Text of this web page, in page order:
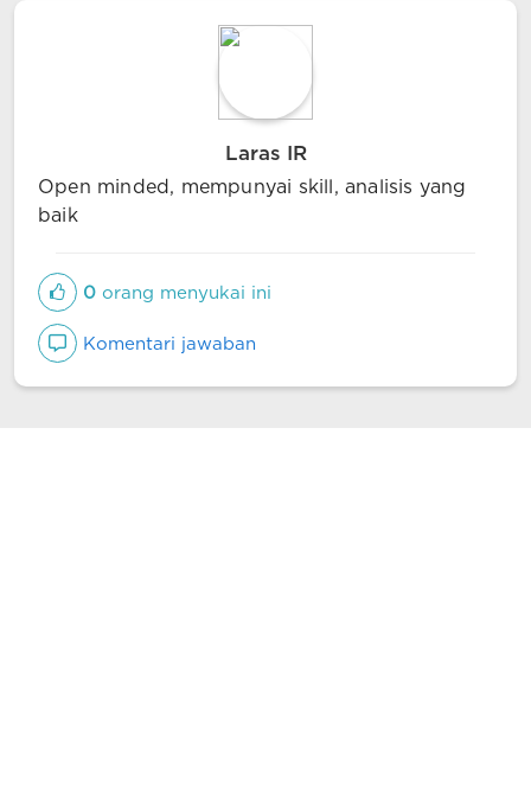
Laras IR
Open minded, mempunyai skill, analisis yang
baik
0 orang menyukai ini
Komentari jawaban